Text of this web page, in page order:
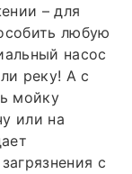
– для
любую
насос
реку! А с
мойку
или на
с